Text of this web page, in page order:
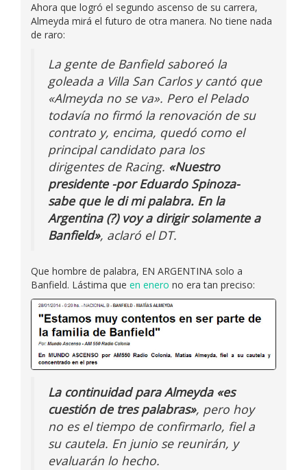
Ahora que logró el segundo ascenso de su carrera,
Almeyda mirá el futuro de otra manera. No tiene nada
de raro:
La gente de Banfield saboreó la
goleada a Villa San Carlos y cantó que
«Almeyda no se va». Pero el Pelado
todavía no firmó la renovación de su
contrato y, encima, quedó como el
principal candidato para los
dirigentes de Racing. «Nuestro
presidente -por Eduardo Spinoza-
sabe que le di mi palabra. En la
Argentina (?) voy a dirigir solamente a
Banfield», aclaró el DT.
Que hombre de palabra, EN ARGENTINA solo a
Banfield. Lástima que en enero no era tan preciso:
La continuidad para Almeyda «es
cuestión de tres palabras», pero hoy
no es el tiempo de confirmarlo, fiel a
su cautela. En junio se reunirán, y
evaluarán lo hecho.